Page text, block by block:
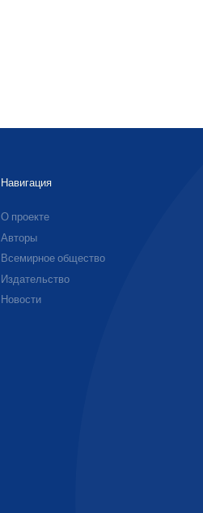
Навигация
О проекте
Авторы
Всемирное общество
Издательство
Новости